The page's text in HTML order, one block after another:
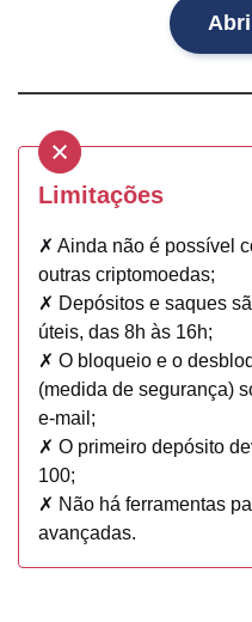
Limitações
✗ Ainda não é possível
outras criptomoedas;
✗ Depósitos e saques
úteis, das 8h às 16h;
✗ O bloqueio e o
(medida de segurança)
e-mail;
✗ O primeiro depósito
100;
✗ Não há ferramentas
avançadas.